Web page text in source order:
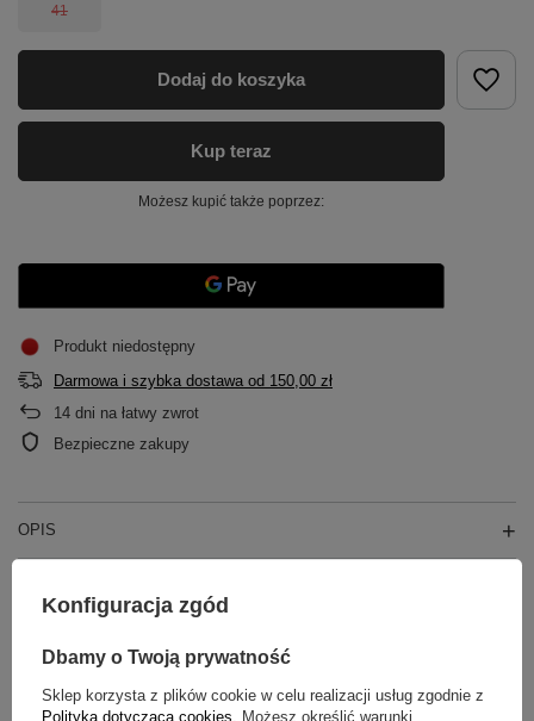
41
Dodaj do koszyka
Kup teraz
Możesz kupić także poprzez:
Produkt niedostępny
Darmowa i szybka dostawa od 150,00 zł
14 dni na łatwy zwrot
Bezpieczne zakupy
OPIS
GWARANCJA
Konfiguracja zgód
Dbamy o Twoją prywatność
Sklep korzysta z plików cookie w celu realizacji usług zgodnie z
Polityką dotyczącą cookies . Możesz określić warunki